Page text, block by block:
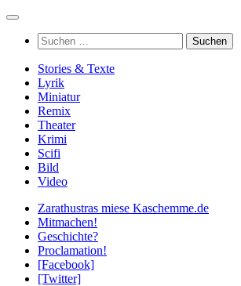
Zum
springenSuchen
nach:
Stories & Texte
Lyrik
Miniatur
Remix
Theater
Krimi
Scifi
Bild
Video
Zarathustras miese Kaschemme.de
Mitmachen!
Geschichte?
Proclamation!
[Facebook]
[Twitter]